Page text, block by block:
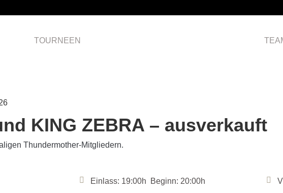
TOURNEEN
KING ZEBRA – ausverkauft
Thundermother-Mitgliedern.
Einlass: 19:00h Beginn: 20:00h